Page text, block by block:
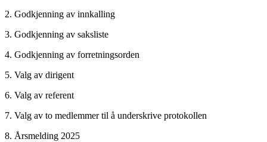
2. Godkjenning av innkalling
3. Godkjenning av saksliste
4. Godkjenning av forretningsorden
5. Valg av dirigent
6. Valg av referent
7. Valg av to medlemmer til å underskrive protokollen
8. Årsmelding 2025